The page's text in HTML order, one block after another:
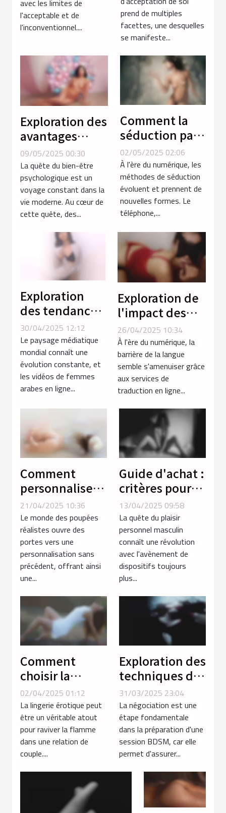
conventionnels
avec les limites de
l'acceptable et de
l'inconventionnel....
transgenres
prend de multiples
facettes, une desquelles
se manifeste...
Exploration des
avantages
psychologiques
des poupées
réalistes pour
adultes
09/05/2025 00:30
La quête du bien-être
psychologique est un
voyage constant dans la
vie moderne. Au cœur de
cette quête, des...
Comment la
séduction par
téléphone
réinvente les
rencontres
intimes
02/05/2025 02:06
À l'ère du numérique, les
méthodes de séduction
évoluent et prennent de
nouvelles formes. Le
téléphone,...
Exploration
des tendances
en vidéos de
femmes arabes
30/04/2025 12:12
Le paysage médiatique
mondial connaît une
évolution constante, et
les vidéos de femmes
arabes en ligne...
Exploration de
l'impact des
services de
traduction en
ligne sur la
communication
globale
26/04/2025 10:34
À l'ère du numérique, la
barrière de la langue
semble s'amenuiser grâce
aux services de
traduction en ligne...
Comment
personnaliser
votre poupée
réaliste pour
une
expérience
unique
21/04/2025 10:36
Le monde des poupées
réalistes ouvre des
portes vers une
personnalisation sans
précédent, offrant ainsi
une...
Guide d'achat :
critères pour
sélectionner le
meilleur
masturbateur
masculin
13/04/2025 09:58
La quête du plaisir
personnel masculin
connaît une révolution
avec l'avènement de
dispositifs toujours
plus...
Comment
choisir la
lingerie
érotique idéale
pour
dynamiser la
relation de
couple
02/04/2025 01:12
La lingerie érotique peut
être un véritable atout
pour raviver la flamme
dans une relation de
couple....
Exploration des
techniques de
négociation
avant une
session BDSM
31/03/2025 23:04
La négociation est une
étape fondamentale
dans la préparation d'une
session BDSM, car elle
permet d'assurer...